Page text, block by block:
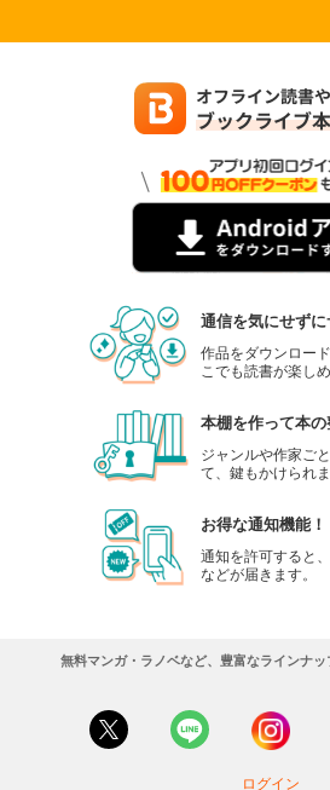
通信を気にせずに
作品をダウンロー
こでも読書が楽しめ
本棚を作って本の
ジャンルや作家ご
て、鍵もかけられま
お得な通知機能！
通知を許可すると
などが届きます。
無料マンガ・ラノベなど、豊富なラインナッ
ログイン